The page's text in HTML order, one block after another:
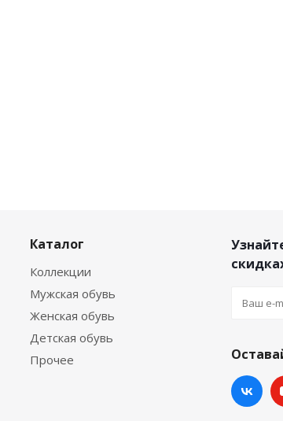
Каталог
Коллекции
Мужская обувь
Женская обувь
Детская обувь
Прочее